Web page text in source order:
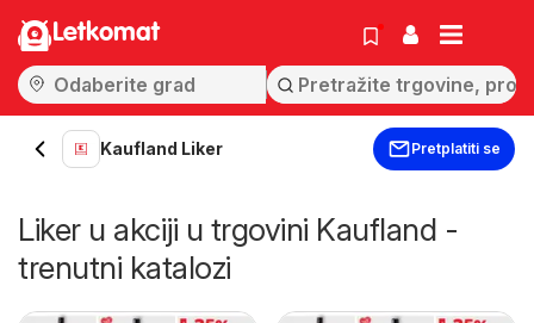
Letkomat
Kaufland Liker Pretplatiti se
Liker u akciji u trgovini Kaufland -
trenutni katalozi